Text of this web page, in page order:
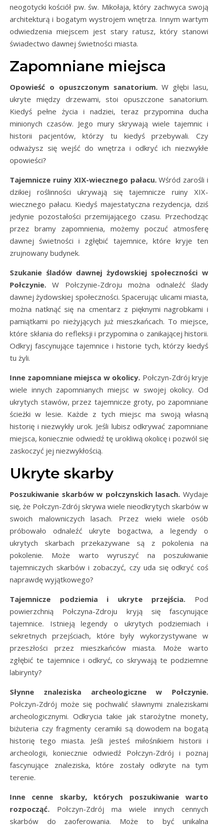
neogotycki kościół pw. św. Mikołaja, który zachwyca swoją
architekturą i bogatym wystrojem wnętrza. Innym wartym
odwiedzenia miejscem jest stary ratusz, który stanowi
świadectwo dawnej świetności miasta.
Zapomniane miejsca
Opowieść o opuszczonym sanatorium.W głębi lasu,
ukryte między drzewami, stoi opuszczone sanatorium.
Kiedyś pełne życia i nadziei, teraz przypomina ducha
minionych czasów. Jego mury skrywają wiele tajemnic i
historii pacjentów, którzy tu kiedyś przebywali. Czy
odważysz się wejść do wnętrza i odkryć ich niezwykłe
opowieści?
Tajemnicze ruiny XIX-wiecznego pałacu.Wśród zarośli i
dzikiej roślinności ukrywają się tajemnicze ruiny XIX-
wiecznego pałacu. Kiedyś majestatyczna rezydencja, dziś
jedynie pozostałości przemijającego czasu. Przechodząc
przez bramy zapomnienia, możemy poczuć atmosferę
dawnej świetności i zgłębić tajemnice, które kryje ten
zrujnowany budynek.
Szukanie śladów dawnej żydowskiej społeczności w
Połczynie. W Połczynie-Zdroju można odnaleźć ślady
dawnej żydowskiej społeczności. Spacerując ulicami miasta,
można natknąć się na cmentarz z pięknymi nagrobkami i
pamiątkami po nieżyjących już mieszkańcach. To miejsce,
które skłania do refleksji i przypomina o zanikającej historii.
Odkryj fascynujące tajemnice i historie tych, którzy kiedyś
tu żyli.
Inne zapomniane miejsca w okolicy. Połczyn-Zdrój kryje
wiele innych zapomnianych miejsc w swojej okolicy. Od
ukrytych stawów, przez tajemnicze groty, po zapomniane
ścieżki w lesie. Każde z tych miejsc ma swoją własną
historię i niezwykły urok. Jeśli lubisz odkrywać zapomniane
miejsca, koniecznie odwiedź tę urokliwą okolicę i pozwól się
zaskoczyć jej niezwykłością.
Ukryte skarby
Poszukiwanie skarbów w połczynskich lasach. Wydaje
się, że Połczyn-Zdrój skrywa wiele nieodkrytych skarbów w
swoich malowniczych lasach. Przez wieki wiele osób
próbowało odnaleźć ukryte bogactwa, a legendy o
ukrytych skarbach przekazywane są z pokolenia na
pokolenie. Może warto wyruszyć na poszukiwanie
tajemniczych skarbów i zobaczyć, czy uda się odkryć coś
naprawdę wyjątkowego?
Tajemnicze podziemia i ukryte przejścia. Pod
powierzchnią Połczyna-Zdroju kryją się fascynujące
tajemnice. Istnieją legendy o ukrytych podziemiach i
sekretnych przejściach, które były wykorzystywane w
przeszłości przez mieszkańców miasta. Może warto
zgłębić te tajemnice i odkryć, co skrywają te podziemne
labirynty?
Słynne znaleziska archeologiczne w Połczynie.
Połczyn-Zdrój może się pochwalić sławnymi znaleziskami
archeologicznymi. Odkrycia takie jak starożytne monety,
biżuteria czy fragmenty ceramiki są dowodem na bogatą
historię tego miasta. Jeśli jesteś miłośnikiem historii i
archeologii, koniecznie odwiedź Połczyn-Zdrój i poznaj
fascynujące znaleziska, które zostały odkryte na tym
terenie.
Inne cenne skarby, których poszukiwanie warto
rozpocząć. Połczyn-Zdrój ma wiele innych cennych
skarbów do zaoferowania. Może to być unikalna